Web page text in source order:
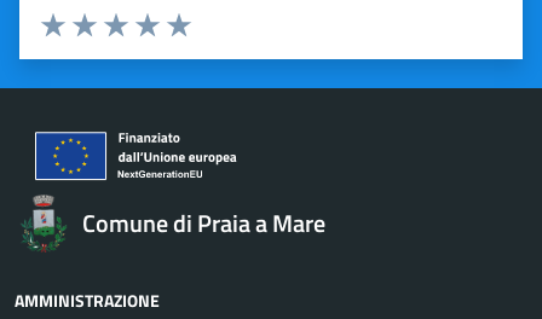
Valuta 5 stelle su 5
Valuta 4 stelle su 5
Valuta 3 stelle su 5
Valuta 2 stelle su 5
Valuta 1 stelle su 5
Comune di Praia a Mare
AMMINISTRAZIONE